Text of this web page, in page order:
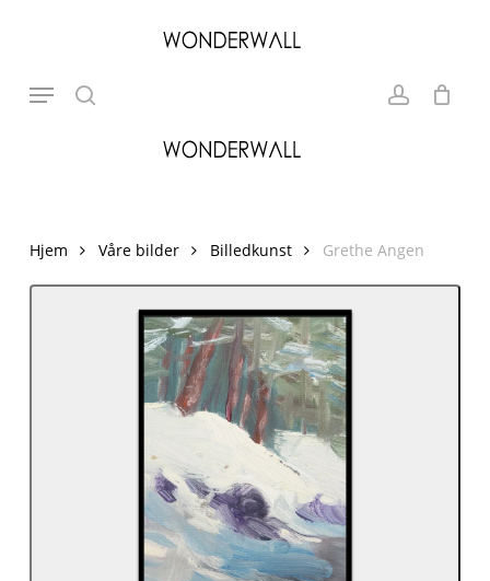
content
Menu
Hjem Våre bilder Billedkunst Grethe Angen